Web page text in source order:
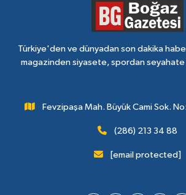
Türkiye'den ve dünyadan son dakika
magazinden siyasete, spordan seyahate
Fevzipaşa Mah. Büyük Cami Sok.
(286) 213 34 88
[email protected]